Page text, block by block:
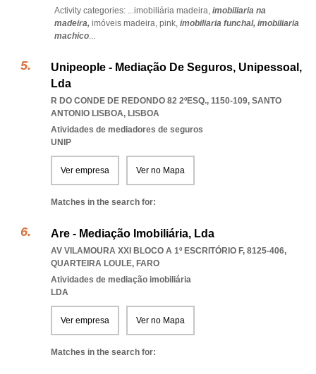
Activity categories: ...imobiliária madeira, imobiliaria na
madeira, imóveis madeira, pink, imobiliaria funchal, imobiliaria
machico...
Unipeople - Mediação De Seguros, Unipessoal,
Lda
R DO CONDE DE REDONDO 82 2ºESQ., 1150-109, SANTO
ANTONIO LISBOA, LISBOA
Atividades de mediadores de seguros
UNIP
Ver empresa Ver no Mapa
Matches in the search for:
Are - Mediação Imobiliária, Lda
AV VILAMOURA XXI BLOCO A 1º ESCRITÓRIO F, 8125-406,
QUARTEIRA LOULE, FARO
Atividades de mediação imobiliária
LDA
Ver empresa Ver no Mapa
Matches in the search for: